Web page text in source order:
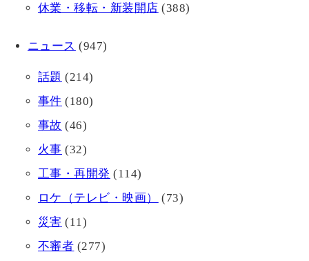
休業・移転・新装開店 (388)
ニュース (947)
話題 (214)
事件 (180)
事故 (46)
火事 (32)
工事・再開発 (114)
ロケ（テレビ・映画）
(73)
災害 (11)
不審者 (277)